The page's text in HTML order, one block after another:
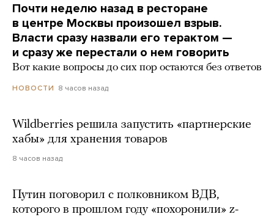
Почти неделю назад в ресторане
в центре Москвы произошел взрыв.
Власти сразу назвали его терактом —
и сразу же перестали о нем говорить
Вот какие вопросы до сих пор остаются без ответов
НОВОСТИ 8 часов назад
Wildberries решила запустить «партнерские
хабы» для хранения товаров
8 часов назад
Путин поговорил с полковником ВДВ,
которого в прошлом году «похоронили» z-